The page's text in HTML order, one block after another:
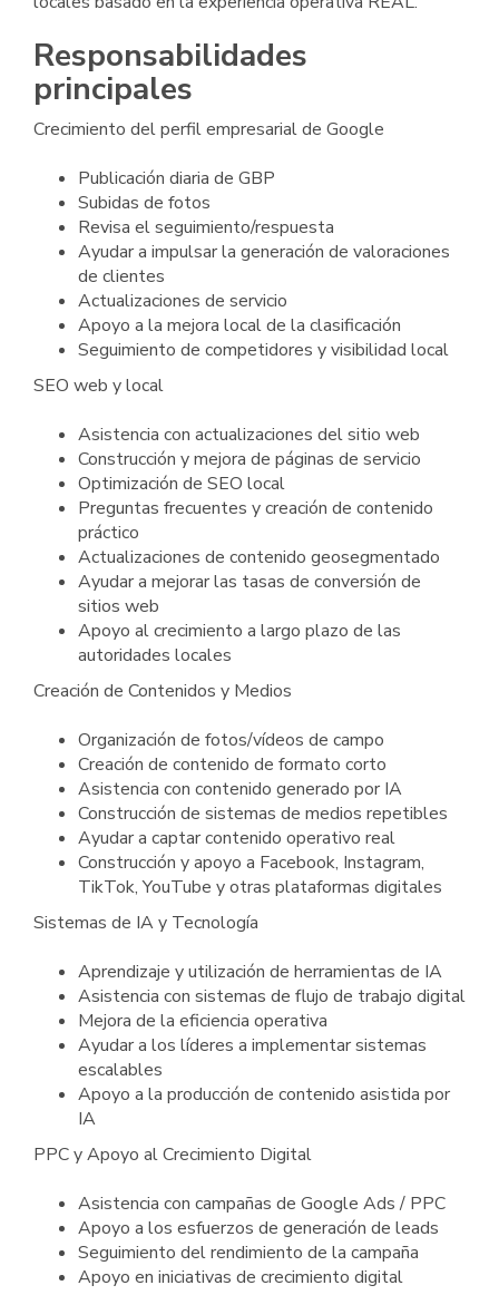
Responsabilidades
principales
Crecimiento del perfil empresarial de Google
Publicación diaria de GBP
Subidas de fotos
Revisa el seguimiento/respuesta
Ayudar a impulsar la generación de valoraciones
de clientes
Actualizaciones de servicio
Apoyo a la mejora local de la clasificación
Seguimiento de competidores y visibilidad local
SEO web y local
Asistencia con actualizaciones del sitio web
Construcción y mejora de páginas de servicio
Optimización de SEO local
Preguntas frecuentes y creación de contenido
práctico
Actualizaciones de contenido geosegmentado
Ayudar a mejorar las tasas de conversión de
sitios web
Apoyo al crecimiento a largo plazo de las
autoridades locales
Creación de Contenidos y Medios
Organización de fotos/vídeos de campo
Creación de contenido de formato corto
Asistencia con contenido generado por IA
Construcción de sistemas de medios repetibles
Ayudar a captar contenido operativo real
Construcción y apoyo a Facebook, Instagram,
TikTok, YouTube y otras plataformas digitales
Sistemas de IA y Tecnología
Aprendizaje y utilización de herramientas de IA
Asistencia con sistemas de flujo de trabajo digital
Mejora de la eficiencia operativa
Ayudar a los líderes a implementar sistemas
escalables
Apoyo a la producción de contenido asistida por
IA
PPC y Apoyo al Crecimiento Digital
Asistencia con campañas de Google Ads / PPC
Apoyo a los esfuerzos de generación de leads
Seguimiento del rendimiento de la campaña
Apoyo en iniciativas de crecimiento digital